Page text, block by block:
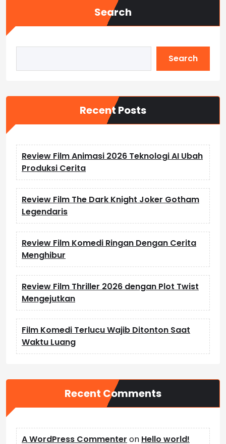
Search
Search
Recent Posts
Review Film Animasi 2026 Teknologi AI Ubah
Produksi Cerita
Review Film The Dark Knight Joker Gotham
Legendaris
Review Film Komedi Ringan Dengan Cerita
Menghibur
Review Film Thriller 2026 dengan Plot Twist
Mengejutkan
Film Komedi Terlucu Wajib Ditonton Saat
Waktu Luang
Recent Comments
A WordPress Commenter on Hello world!